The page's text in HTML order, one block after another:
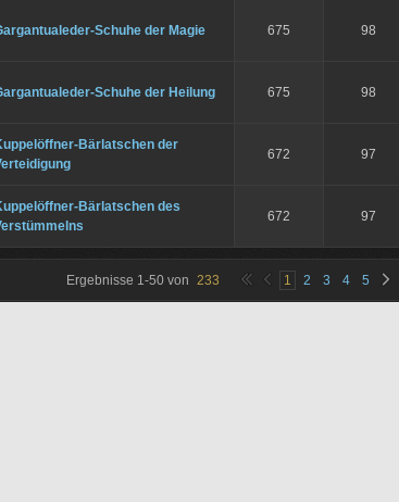
Schuhe der Magie 675 98
Schuhe der Heilung 675 98
Bärlatschen der
672 97
Bärlatschen des
672 97
Ergebnisse 1-50 von 233 1 2 3 4 5